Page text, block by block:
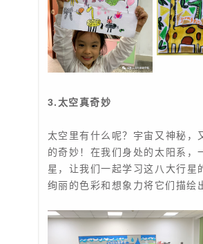
3.太空真奇妙
太空里有什么呢？宇宙又神秘，
的奇妙！在我们身处的太阳系，
星，让我们一起学习这八大行星
绚丽的色彩和想象力将它们描绘